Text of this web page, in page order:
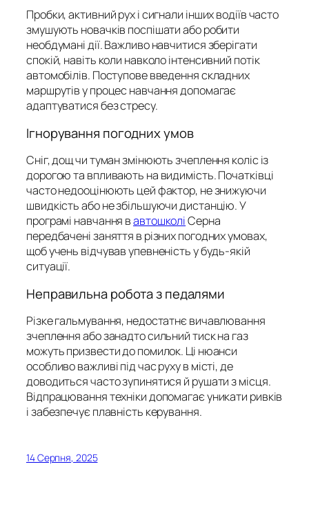
Пробки, активний рух і сигнали інших водіїв часто
змушують новачків поспішати або робити
необдумані дії. Важливо навчитися зберігати
спокій, навіть коли навколо інтенсивний потік
автомобілів. Поступове введення складних
маршрутів у процес навчання допомагає
адаптуватися без стресу.
Ігнорування погодних умов
Сніг, дощ чи туман змінюють зчеплення коліс із
дорогою та впливають на видимість. Початківці
часто недооцінюють цей фактор, не знижуючи
швидкість або не збільшуючи дистанцію. У
програмі навчання вавтошколіСерна
передбачені заняття в різних погодних умовах,
щоб учень відчував упевненість у будь-якій
ситуації.
Неправильна робота з педалями
Різке гальмування, недостатнє вичавлювання
зчеплення або занадто сильний тиск на газ
можуть призвести до помилок. Ці нюанси
особливо важливі під час руху в місті, де
доводиться часто зупинятися й рушати з місця.
Відпрацювання техніки допомагає уникати ривків
і забезпечує плавність керування.
14 Серпня, 2025